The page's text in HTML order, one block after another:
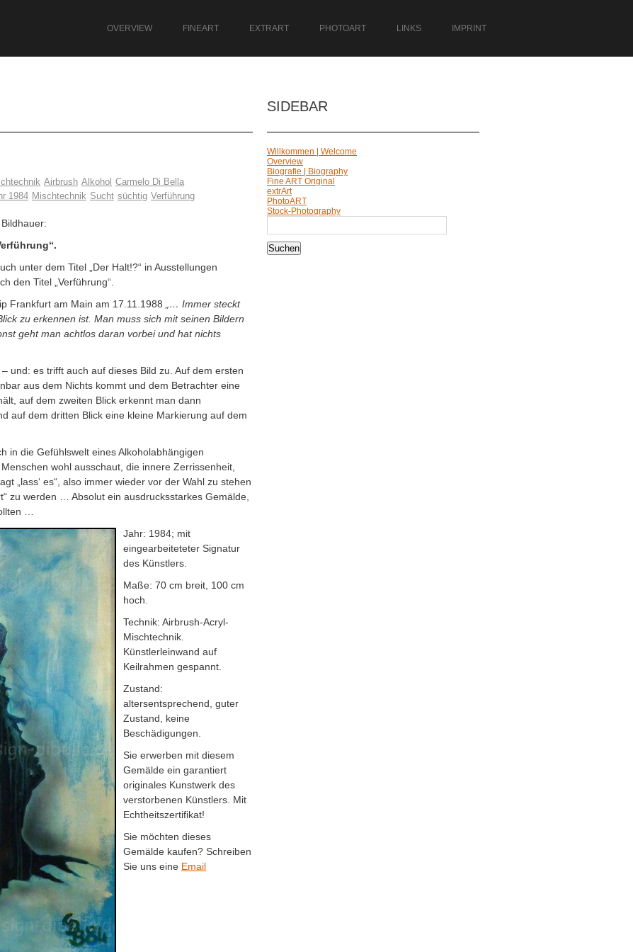
OVERVIEW FINEART EXTRART PHOTOART LINKS IMPRINT
Airbrush Alkohol Carmelo Di Bella
1984 Mischtechnik Sucht süchtig Verführung
unter dem Titel „Der Halt!?“ in Ausstellungen
den Titel „Verführung“.
Frankfurt am Main am 17.11.1988
„… Immer steckt
zu erkennen ist. Man muss sich mit seinen Bildern
geht man achtlos daran vorbei und hat nichts
und: es trifft auch auf dieses Bild zu. Auf dem ersten
aus dem Nichts kommt und dem Betrachter eine
auf dem zweiten Blick erkennt man dann
auf dem dritten Blick eine kleine Markierung auf dem
in die Gefühlswelt eines Alkoholabhängigen
wohl ausschaut, die innere Zerrissenheit,
„lass‘ es“, also immer wieder vor der Wahl zu stehen
zu werden … Absolut ein ausdrucksstarkes Gemälde,
…
Jahr: 1984; mit
eingearbeiteteter Signatur
des Künstlers.
Maße: 70 cm breit, 100 cm
hoch.
Technik: Airbrush-Acryl-
Mischtechnik.
Künstlerleinwand auf
Keilrahmen gespannt.
Zustand:
altersentsprechend, guter
Zustand, keine
Beschädigungen.
Sie erwerben mit diesem
Gemälde ein garantiert
originales Kunstwerk des
verstorbenen Künstlers. Mit
Echtheitszertifikat!
Sie möchten dieses
Gemälde kaufen? Schreiben
Sie uns eine Email
SIDEBAR
Willkommen | Welcome
Overview
Biografie | Biography
Fine ART Original
extrArt
PhotoART
Stock-Photography